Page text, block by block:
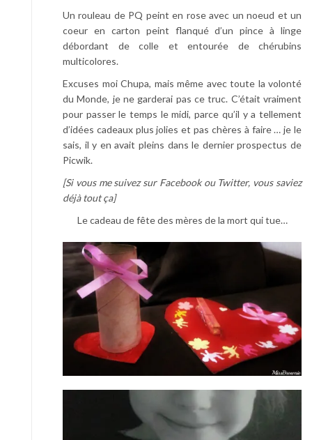
Un rouleau de PQ peint en rose avec un noeud et un
coeur en carton peint flanqué d’un pince à linge
débordant de colle et entourée de chérubins
multicolores.
Excuses moi Chupa, mais même avec toute la volonté
du Monde, je ne garderai pas ce truc. C’était vraiment
pour passer le temps le midi, parce qu’il y a tellement
d’idées cadeaux plus jolies et pas chères à faire … je le
sais, il y en avait pleins dans le dernier prospectus de
Picwik.
[Si vous me suivez sur Facebook ou Twitter, vous saviez
déjà tout ça]
Le cadeau de fête des mères de la mort qui tue…